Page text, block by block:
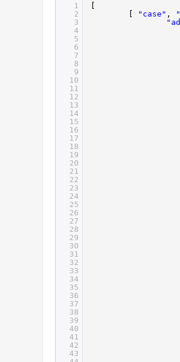
1
2
3
4
5
6
7
8
9
10
11
12
13
14
15
16
17
18
19
20
21
22
23
24
25
26
27
28
29
30
31
32
33
34
35
36
37
38
39
40
41
42
43
[
"case" ,